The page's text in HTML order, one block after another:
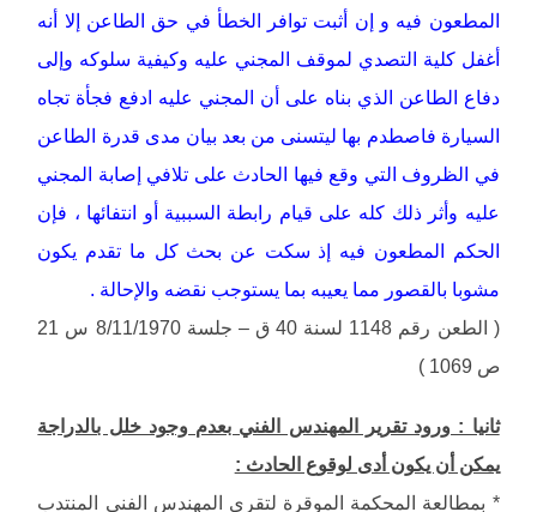
المطعون فيه و إن أثبت توافر الخطأ في حق الطاعن إلا أنه
أغفل كلية التصدي لموقف المجني عليه وكيفية سلوكه وإلى
دفاع الطاعن الذي بناه على أن المجني عليه ادفع فجأة تجاه
السيارة فاصطدم بها ليتسنى من بعد بيان مدى قدرة الطاعن
في الظروف التي وقع فيها الحادث على تلافي إصابة المجني
عليه وأثر ذلك كله على قيام رابطة السببية أو انتفائها ، فإن
الحكم المطعون فيه إذ سكت عن بحث كل ما تقدم يكون
مشوبا بالقصور مما يعيبه بما يستوجب نقضه والإحالة .
( الطعن رقم 1148 لسنة 40 ق – جلسة 8/11/1970 س 21
ص 1069 )
ثانيا : ورود تقرير المهندس الفني بعدم وجود خلل بالدراجة
يمكن أن يكون أدى لوقوع الحادث :
* بمطالعة المحكمة الموقرة لتقري المهندس الفني المنتدب